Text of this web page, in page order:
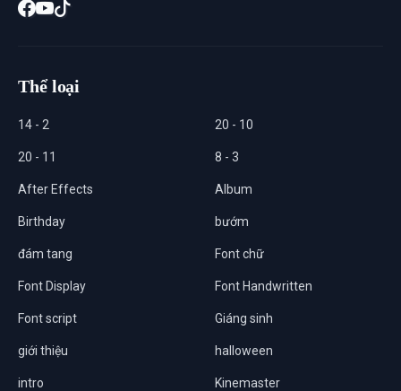
Thể loại
14 - 2 20 - 10
20 - 11 8 - 3
After Effects Album
Birthday bướm
đám tang Font chữ
Font Display Font Handwritten
Font script Giáng sinh
giới thiệu halloween
intro Kinemaster